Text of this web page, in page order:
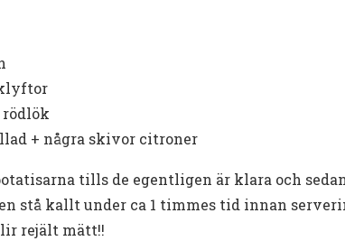
+ några skivor citroner
tills de egentligen är klara och
stå kallt under ca 1 timmes tid innan
rejält mätt!!